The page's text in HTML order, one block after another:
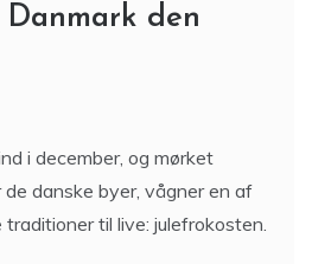
den
i december, og mørket
danske byer, vågner en af
til live: julefrokosten.